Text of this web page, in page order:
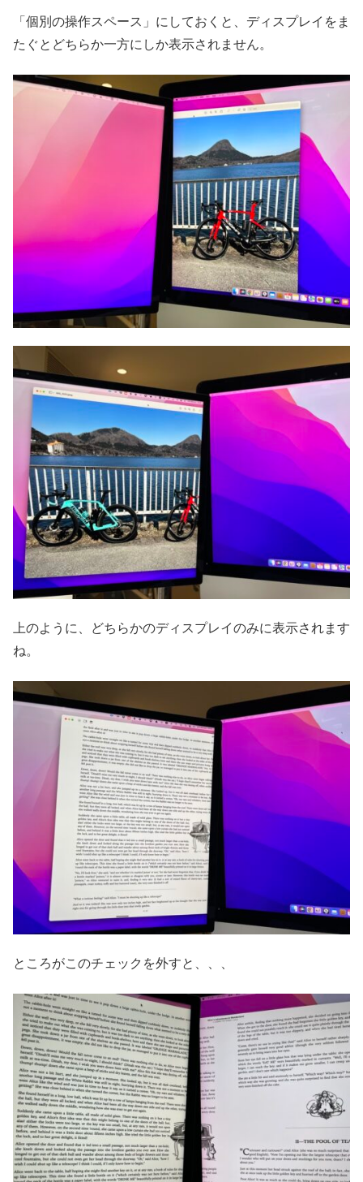
「個別の操作スペース」にしておくと、ディスプレイをま
たぐとどちらか一方にしか表示されません。
上のように、どちらかのディスプレイのみに表示されます
ね。
ところがこのチェックを外すと、、、